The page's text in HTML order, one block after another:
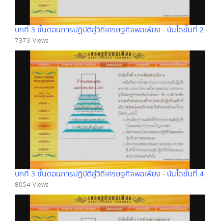
บทที่ 3 ขั้นตอนการปฏิบัติสู่วิถีเศรษฐกิจพอเพียง - บันไดขั้นที่ 2
7373 Views
บทที่ 3 ขั้นตอนการปฏิบัติสู่วิถีเศรษฐกิจพอเพียง - บันไดขั้นที่ 4
8054 Views